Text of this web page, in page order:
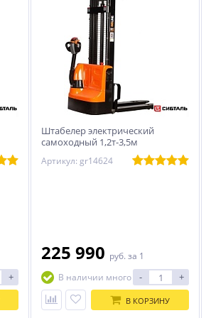
+
Штабелер электрический
самоходный 1,2т-3,5м
Артикул: gr14624
225 990 руб. за 1
В наличии много
- +
В КОРЗИНУ